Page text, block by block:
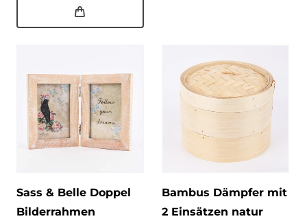
Sass & Belle Doppel
Bilderrahmen
Bambus Dämpfer mit
2 Einsätzen natur